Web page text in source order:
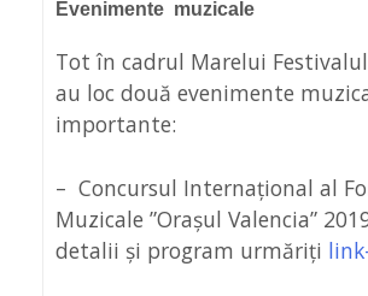
Evenimente muzicale
Tot în cadrul Marelui
au loc două evenimente
importante:
– Concursul Internațional al
Muzicale ”Orașul Valencia”
detalii și program urmăriți